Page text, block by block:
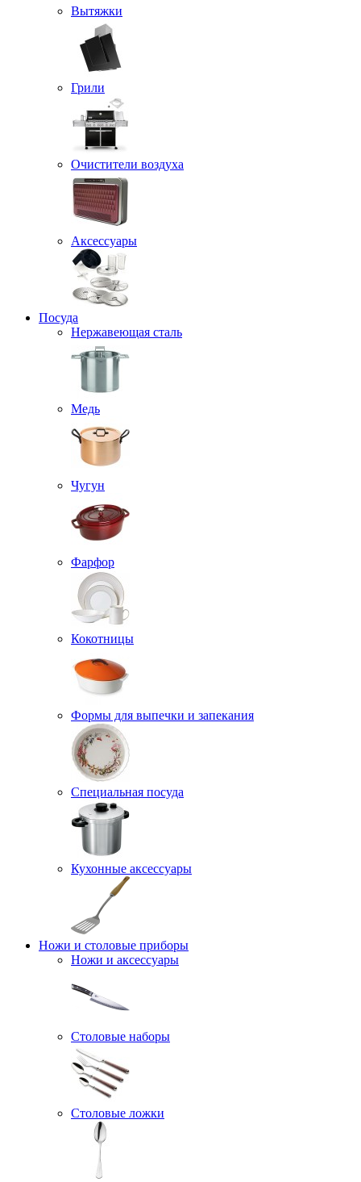
Вытяжки
Грили
Очистители воздуха
Аксессуары
Посуда
Нержавеющая сталь
Медь
Чугун
Фарфор
Кокотницы
Формы для выпечки и запекания
Специальная посуда
Кухонные аксессуары
Ножи и столовые приборы
Ножи и аксессуары
Столовые наборы
Столовые ложки